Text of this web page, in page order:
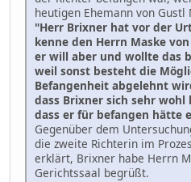
heutigen Ehemann von Gustl
"Herr Brixner hat vor der
kenne den Herrn Maske
er will aber und wollte das
weil sonst besteht die
Befangenheit abgelehnt
dass Brixner sich sehr wohl
dass er für befangen hätte
Gegenüber dem
die zweite Richterin im
erklärt, Brixner habe Herrn
Gerichtssaal begrüßt.